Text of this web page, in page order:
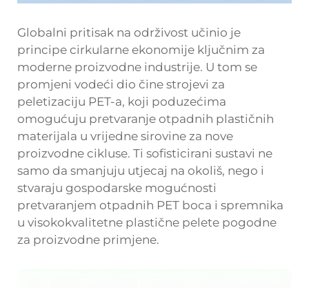
Globalni pritisak na održivost učinio je
principe cirkularne ekonomije ključnim za
moderne proizvodne industrije. U tom se
promjeni vodeći dio čine strojevi za
peletizaciju PET-a, koji poduzećima
omogućuju pretvaranje otpadnih plastičnih
materijala u vrijedne sirovine za nove
proizvodne cikluse. Ti sofisticirani sustavi ne
samo da smanjuju utjecaj na okoliš, nego i
stvaraju gospodarske mogućnosti
pretvaranjem otpadnih PET boca i spremnika
u visokokvalitetne plastične pelete pogodne
za proizvodne primjene.